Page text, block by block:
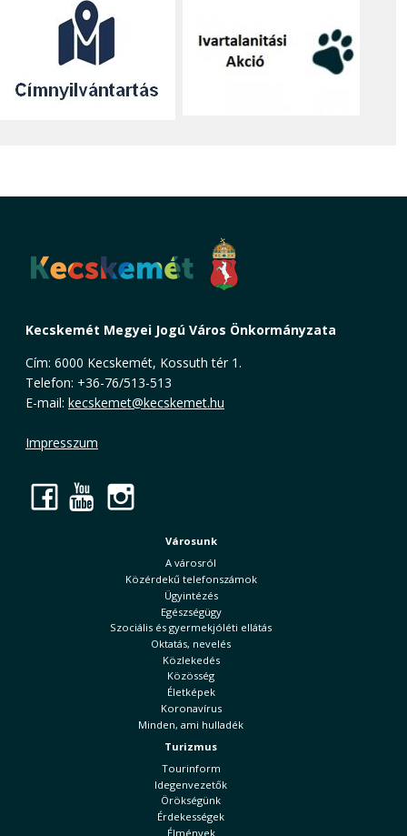
Kecskemét Megyei Jogú Város Önkormányzata
Cím: 6000 Kecskemét, Kossuth tér 1.
Telefon: +36-76/513-513
E-mail: kecskemet@kecskemet.hu
Impresszum
Facebook
YouTube
Városunk
A városról
Közérdekű telefonszámok
Ügyintézés
Egészségügy
Szociális és gyermekjóléti ellátás
Oktatás, nevelés
Közlekedés
Közösség
Életképek
Koronavírus
Minden, ami hulladék
Turizmus
Tourinform
Idegenvezetők
Örökségünk
Érdekességek
Élmények